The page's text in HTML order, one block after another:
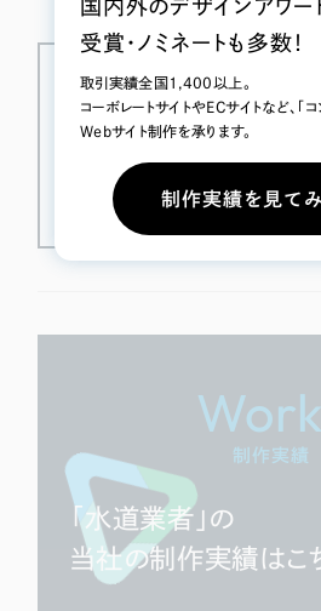
国内外のデザインアワー
受賞・ノミネートも多数！
取引実績全国1,400以上。
コーボレートサイトやECサイトなど、「
Webサイト制作を承ります。
制作実績を見て
この記事を書
Iguchi
Webマーケター／コンサルタント 愛知県
ントプロモーターとして活動。 リーピー入
におけるプロジェクトマネージャー経験の
制作」を支援するSEOマーケターを担当し
制作実績
「水道業者」の
当社の制作実績はこ